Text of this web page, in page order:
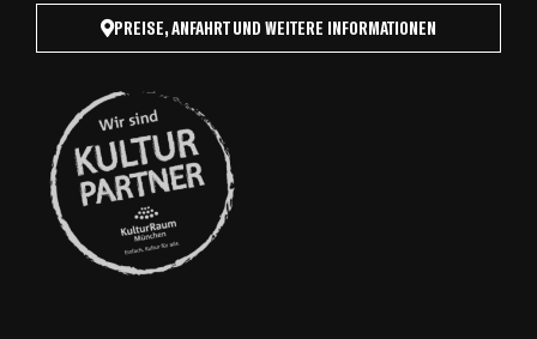
PREISE, ANFAHRT UND WEITERE INFORMATIONEN